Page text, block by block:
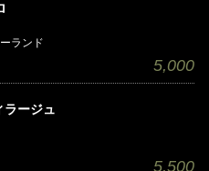
ランド
5,000
ラージュ
5,500